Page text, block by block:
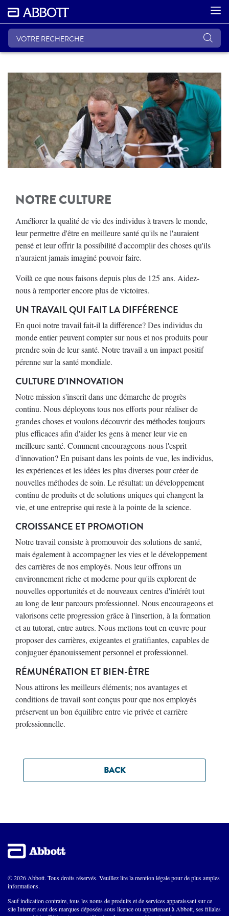
NOTRE CULTURE
Améliorer la qualité de vie des individus à travers le monde,
leur permettre d'être en meilleure santé qu'ils ne l'auraient
pensé et leur offrir la possibilité d'accomplir des choses qu'ils
n'auraient jamais imaginé pouvoir faire.
Voilà ce que nous faisons depuis plus de 125 ans. Aidez-
nous à remporter encore plus de victoires.
UN TRAVAIL QUI FAIT LA DIFFÉRENCE
En quoi notre travail fait-il la différence? Des individus du
monde entier peuvent compter sur nous et nos produits pour
prendre soin de leur santé. Notre travail a un impact positif
pérenne sur la santé mondiale.
CULTURE D’INNOVATION
Notre mission s'inscrit dans une démarche de progrès
continu. Nous déployons tous nos efforts pour réaliser de
grandes choses et voulons découvrir des méthodes toujours
plus efficaces afin d'aider les gens à mener leur vie en
meilleure santé. Comment encourageons-nous l'esprit
d'innovation? En puisant dans les points de vue, les individus,
les expériences et les idées les plus diverses pour créer de
nouvelles méthodes de soin. Le résultat: un développement
continu de produits et de solutions uniques qui changent la
vie, et une entreprise qui reste à la pointe de la science.
CROISSANCE ET PROMOTION
Notre travail consiste à promouvoir des solutions de santé,
mais également à accompagner les vies et le développement
des carrières de nos employés. Nous leur offrons un
environnement riche et moderne pour qu'ils explorent de
nouvelles opportunités et de nouveaux centres d'intérêt tout
au long de leur parcours professionnel. Nous encourageons et
valorisons cette progression grâce à l'insertion, à la formation
et au tutorat, entre autres. Nous mettons tout en œuvre pour
proposer des carrières, exigeantes et gratifiantes, capables de
conjuguer épanouissement personnel et professionnel.
RÉMUNÉRATION ET BIEN-ÊTRE
Nous attirons les meilleurs éléments; nos avantages et
conditions de travail sont conçus pour que nos employés
préservent un bon équilibre entre vie privée et carrière
professionnelle.
BACK
© 2026 Abbott. Tous droits réservés. Veuillez lire la mention légale pour de plus amples
informations.
Sauf indication contraire, tous les noms de produits et de services apparaissant sur ce
site Internet sont des marques déposées sous licence ou appartenant à Abbott, ses filiales